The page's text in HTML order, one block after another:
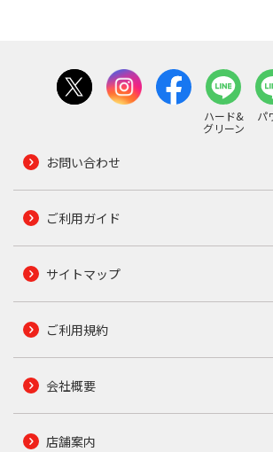
ハード&
グリーン
パ
お問い合わせ
ご利用ガイド
サイトマップ
ご利用規約
会社概要
店舗案内